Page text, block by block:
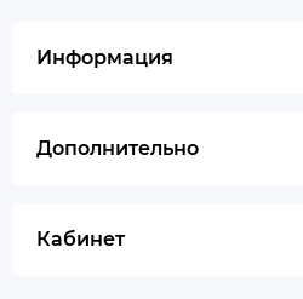
Информация
Дополнительно
Кабинет